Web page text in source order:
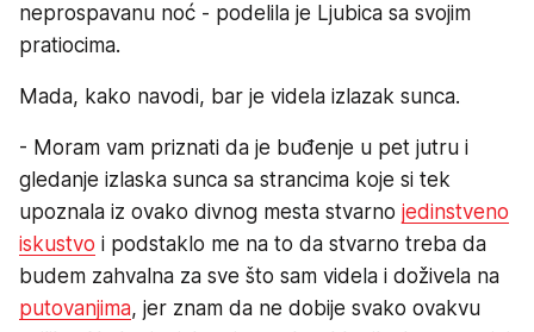
neprospavanu noć - podelila je Ljubica sa svojim
pratiocima.
Mada, kako navodi, bar je videla izlazak sunca.
- Moram vam priznati da je buđenje u pet jutru i
gledanje izlaska sunca sa strancima koje si tek
upoznala iz ovako divnog mesta stvarno jedinstveno
iskustvo i podstaklo me na to da stvarno treba da
budem zahvalna za sve što sam videla i doživela na
putovanjima, jer znam da ne dobije svako ovakvu